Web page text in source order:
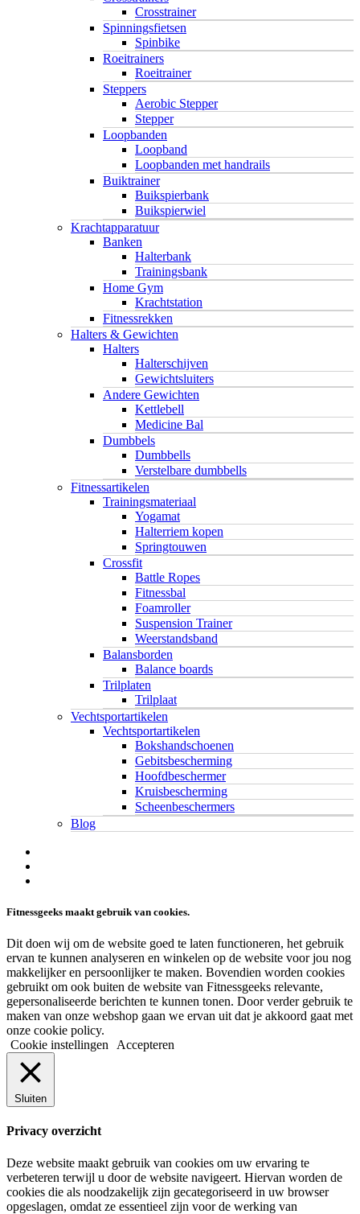
Crosstrainer
Spinningsfietsen
Spinbike
Roeitrainers
Roeitrainer
Steppers
Aerobic Stepper
Stepper
Loopbanden
Loopband
Loopbanden met handrails
Buiktrainer
Buikspierbank
Buikspierwiel
Krachtapparatuur
Banken
Halterbank
Trainingsbank
Home Gym
Krachtstation
Fitnessrekken
Halters & Gewichten
Halters
Halterschijven
Gewichtsluiters
Andere Gewichten
Kettlebell
Medicine Bal
Dumbbels
Dumbbells
Verstelbare dumbbells
Fitnessartikelen
Trainingsmateriaal
Yogamat
Halterriem kopen
Springtouwen
Crossfit
Battle Ropes
Fitnessbal
Foamroller
Suspension Trainer
Weerstandsband
Balansborden
Balance boards
Trilplaten
Trilplaat
Vechtsportartikelen
Vechtsportartikelen
Bokshandschoenen
Gebitsbescherming
Hoofdbeschermer
Kruisbescherming
Scheenbeschermers
Blog
Fitnessgeeks maakt gebruik van cookies.
Dit doen wij om de website goed te laten functioneren, het gebruik
ervan te kunnen analyseren en winkelen op de website voor jou nog
makkelijker en persoonlijker te maken. Bovendien worden cookies
gebruikt om ook buiten de website van Fitnessgeeks relevante,
gepersonaliseerde berichten te kunnen tonen. Door verder gebruik te
maken van onze webshop gaan we ervan uit dat je akkoord gaat met
onze cookie policy.
Cookie instellingen
Accepteren
Sluiten
Privacy overzicht
Deze website maakt gebruik van cookies om uw ervaring te
verbeteren terwijl u door de website navigeert. Hiervan worden de
cookies die als noodzakelijk zijn gecategoriseerd in uw browser
opgeslagen, omdat ze essentieel zijn voor de werking van